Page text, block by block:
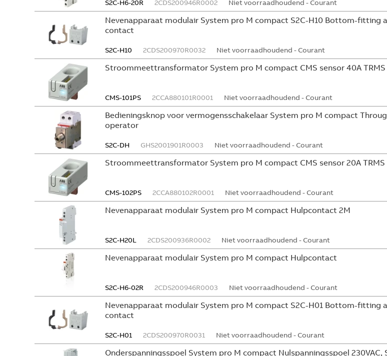
S2C-H6-20R 2CDS200946R0002 Niet voorraadhoudend - Courant
Nevenapparaat modulair System pro M compact S2C-H10 Bottom-fitting
contact
S2C-H10 2CDS200970R0032 Niet voorraadhoudend - Courant
Stroommeettransformator System pro M compact CMS sensor 40A TRMS
CMS-101PS 2CCA880101R0001 Niet voorraadhoudend - Courant
Bedieningsknop voor vermogensschakelaar System pro M compact
operator
S2C-DH GHS2001901R0003 Niet voorraadhoudend - Courant
Stroommeettransformator System pro M compact CMS sensor 20A TRMS
CMS-102PS 2CCA880102R0001 Niet voorraadhoudend - Courant
Nevenapparaat modulair System pro M compact Hulpcontact 2M
S2C-H20L 2CDS200936R0002 Niet voorraadhoudend - Courant
Nevenapparaat modulair System pro M compact Hulpcontact
S2C-H6-02R 2CDS200946R0003 Niet voorraadhoudend - Courant
Nevenapparaat modulair System pro M compact S2C-H01 Bottom-fitting
contact
S2C-H01 2CDS200970R0031 Niet voorraadhoudend - Courant
Onderspanningsspoel System pro M compact Nulspanningsspoel 230VAC,